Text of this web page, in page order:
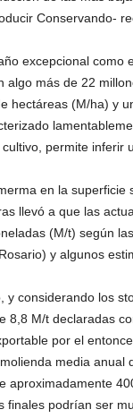
Conservando-
excepcional como
algo más de 22
hectáreas (M/ha) y
permite inferir
en la
llevó a que las
(M/t) según
y algunos
y considerando los
8,8 M/t declaradas
por el
media anual
aproximadamente
finales podrían ser